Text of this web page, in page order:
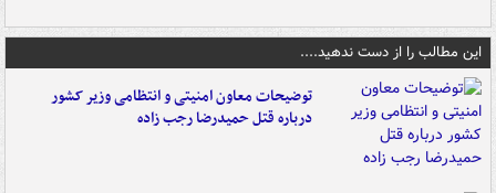
این مطالب را از دست ندهید....
توضیحات معاون امنیتی و انتظامی وزیر کشور
درباره قتل حمیدرضا رجب زاده